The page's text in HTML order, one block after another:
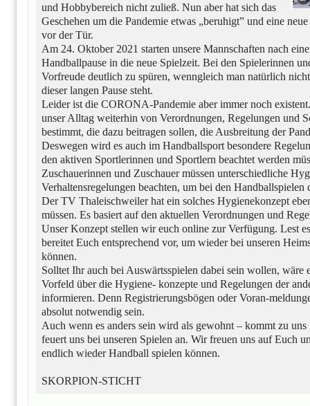
und Hobbybereich nicht zuließ. Nun aber hat sich das
Geschehen um die Pandemie etwas „beruhigt” und eine
vor der Tür.
Am 24. Oktober 2021 starten unsere Mannschaften nach
Handballpause in die neue Spielzeit. Bei den Spielerinnen
Vorfreude deutlich zu spüren, wenngleich man natürlich
dieser langen Pause steht.
Leider ist die CORONA-Pandemie aber immer noch
unser Alltag weiterhin von Verordnungen, Regelungen und
bestimmt, die dazu beitragen sollen, die Ausbreitung der
Deswegen wird es auch im Handballsport besondere
den aktiven Sportlerinnen und Sportlern beachtet werden
Zuschauerinnen und Zuschauer müssen unterschiedliche
Verhaltensregelungen beachten, um bei den Handballspielen
Der TV Thaleischweiler hat ein solches Hygienekonzept
müssen. Es basiert auf den aktuellen Verordnungen und
Unser Konzept stellen wir euch online zur Verfügung. Lest
bereitet Euch entsprechend vor, um wieder bei unseren
können.
Solltet Ihr auch bei Auswärtsspielen dabei sein wollen, wäre
Vorfeld über die Hygiene- konzepte und Regelungen der
informieren. Denn Registrierungsbögen oder Voran-
absolut notwendig sein.
Auch wenn es anders sein wird als gewohnt – kommt zu
feuert uns bei unseren Spielen an. Wir freuen uns auf Euch
endlich wieder Handball spielen können.
SKORPION-STICHT